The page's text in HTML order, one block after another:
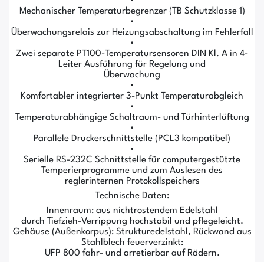
Mechanischer Temperaturbegrenzer (TB Schutzklasse 1)
•
Überwachungsrelais zur Heizungsabschaltung im Fehlerfall
•
Zwei separate PT100-Temperatursensoren DIN Kl. A in 4-
Leiter Ausführung für Regelung und
Überwachung
•
Komfortabler integrierter 3-Punkt Temperaturabgleich
•
Temperaturabhängige Schaltraum- und Türhinterlüftung
•
Parallele Druckerschnittstelle (PCL3 kompatibel)
•
Serielle RS-232C Schnittstelle für computergestützte
Temperierprogramme und zum Auslesen des
reglerinternen Protokollspeichers
Technische Daten:
Innenraum: aus nichtrostendem Edelstahl
durch Tiefzieh-Verrippung hochstabil und pflegeleicht.
Gehäuse (Außenkorpus): Strukturedelstahl, Rückwand aus
Stahlblech feuerverzinkt:
UFP 800 fahr- und arretierbar auf Rädern.